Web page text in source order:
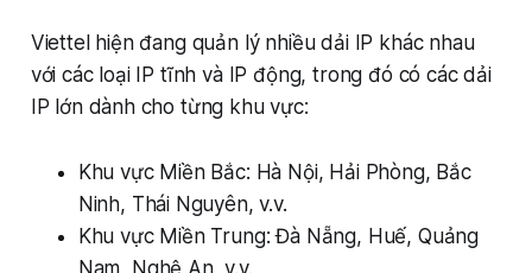
Viettel hiện đang quản lý nhiều dải IP khác nhau
với các loại IP tĩnh và IP động, trong đó có các dải
IP lớn dành cho từng khu vực:
Khu vực Miền Bắc: Hà Nội, Hải Phòng, Bắc
Ninh, Thái Nguyên, v.v.
Khu vực Miền Trung: Đà Nẵng, Huế, Quảng